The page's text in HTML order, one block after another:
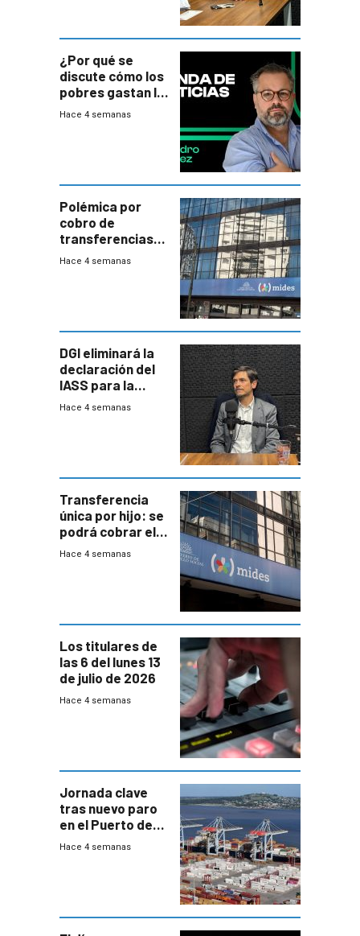
¿Por qué se
discute cómo los
pobres gastan la
plata?
Hace 4 semanas
Polémica por
cobro de
transferencias
del Mides en
Hace 4 semanas
DGI eliminará la
declaración del
IASS para la
mayoría de los
Hace 4 semanas
Transferencia
única por hijo: se
podrá cobrar el
100% en efectivo
Hace 4 semanas
Los titulares de
las 6 del lunes 13
de julio de 2026
Hace 4 semanas
Jornada clave
tras nuevo paro
en el Puerto de
Montevideo
Hace 4 semanas